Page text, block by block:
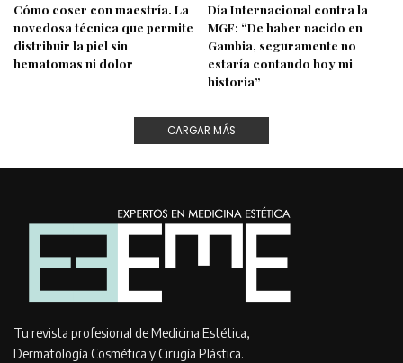
Cómo coser con maestría. La
novedosa técnica que permite
distribuir la piel sin
hematomas ni dolor
Día Internacional contra la
MGF: “De haber nacido en
Gambia, seguramente no
estaría contando hoy mi
historia”
CARGAR MÁS
Tu revista profesional de Medicina Estética,
Dermatología Cosmética y Cirugía Plástica.